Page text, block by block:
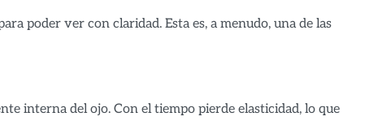
poder ver con claridad. Esta es, a menudo, una de las
interna del ojo. Con el tiempo pierde elasticidad, lo que